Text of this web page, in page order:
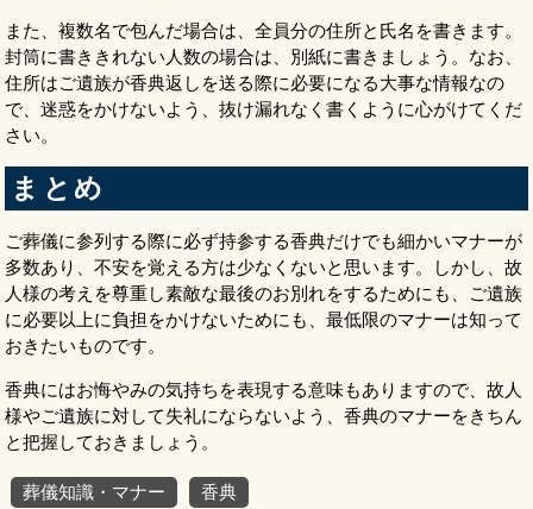
また、複数名で包んだ場合は、全員分の住所と氏名を書きます。
封筒に書ききれない人数の場合は、別紙に書きましょう。なお、
住所はご遺族が香典返しを送る際に必要になる大事な情報なの
で、迷惑をかけないよう、抜け漏れなく書くように心がけてくだ
さい。
まとめ
ご葬儀に参列する際に必ず持参する香典だけでも細かいマナーが
多数あり、不安を覚える方は少なくないと思います。しかし、故
人様の考えを尊重し素敵な最後のお別れをするためにも、ご遺族
に必要以上に負担をかけないためにも、最低限のマナーは知って
おきたいものです。
香典にはお悔やみの気持ちを表現する意味もありますので、故人
様やご遺族に対して失礼にならないよう、香典のマナーをきちん
と把握しておきましょう。
葬儀知識・マナー 香典